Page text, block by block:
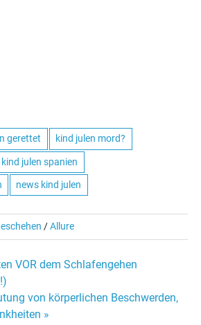
gerettet kind julen mord?
kind julen spanien
news kind julen
/Allure
VOR dem Schlafengehen
von körperlichen Beschwerden,
»